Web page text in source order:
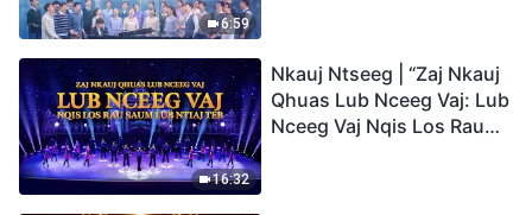
6:59
16:32
Nkauj Ntseeg | “Zaj Nkauj
Qhuas Lub Nceeg Vaj: Lub
Nceeg Vaj Nqis Los Rau